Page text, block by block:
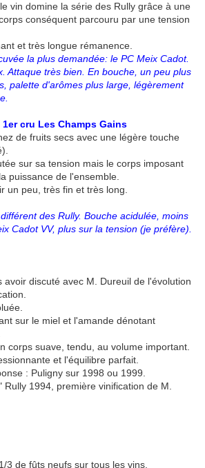
vin domine la série des Rully grâce à une
conséquent parcouru par une tension
et très longue rémanence.
la plus demandée: le PC Meix Cadot.
Attaque très bien. En bouche, un peu plus
palette d'arômes plus large, légèrement
cru Les Champs Gains
de fruits secs avec une légère touche
sur sa tension mais le corps imposant
puissance de l'ensemble.
un peu, très fin et très long.
des Rully. Bouche acidulée, moins
Cadot VV, plus sur la tension (je préfère).
avoir discuté avec M. Dureuil de l'évolution
sur le miel et l'amande dénotant
corps suave, tendu, au volume important.
et l'équilibre parfait.
: Puligny sur 1998 ou 1999.
1994, première vinification de M.
3 de fûts neufs sur tous les vins.